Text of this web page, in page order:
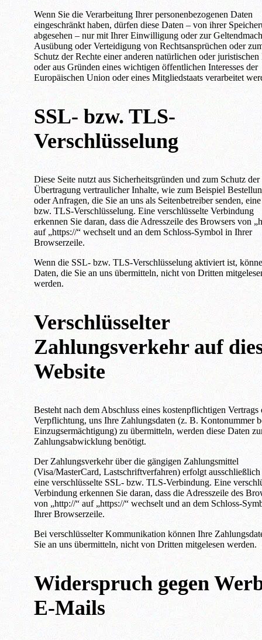
Wenn Sie die Verarbeitung Ihrer personenbezogenen Daten
eingeschränkt haben, dürfen diese Daten – von ihrer
abgesehen – nur mit Ihrer Einwilligung oder zur
Ausübung oder Verteidigung von Rechtsansprüchen oder
Schutz der Rechte einer anderen natürlichen oder juristischen
oder aus Gründen eines wichtigen öffentlichen Interesses der
Europäischen Union oder eines Mitgliedstaats verarbeitet
SSL- bzw. TLS-
Verschlüsselung
Diese Seite nutzt aus Sicherheitsgründen und zum Schutz der
Übertragung vertraulicher Inhalte, wie zum Beispiel
oder Anfragen, die Sie an uns als Seitenbetreiber senden,
bzw. TLS-Verschlüsselung. Eine verschlüsselte Verbindung
erkennen Sie daran, dass die Adresszeile des Browsers von
auf „https://“ wechselt und an dem Schloss-Symbol in Ihrer
Browserzeile.
Wenn die SSL- bzw. TLS-Verschlüsselung aktiviert ist,
Daten, die Sie an uns übermitteln, nicht von Dritten
werden.
Verschlüsselter
Zahlungsverkehr auf
Website
Besteht nach dem Abschluss eines kostenpflichtigen Vertrags
Verpflichtung, uns Ihre Zahlungsdaten (z. B. Kontonummer
Einzugsermächtigung) zu übermitteln, werden diese Daten
Zahlungsabwicklung benötigt.
Der Zahlungsverkehr über die gängigen Zahlungsmittel
(Visa/MasterCard, Lastschriftverfahren) erfolgt ausschließlich
eine verschlüsselte SSL- bzw. TLS-Verbindung. Eine
Verbindung erkennen Sie daran, dass die Adresszeile des
von „http://“ auf „https://“ wechselt und an dem Schloss-
Ihrer Browserzeile.
Bei verschlüsselter Kommunikation können Ihre
Sie an uns übermitteln, nicht von Dritten mitgelesen werden.
Widerspruch gegen
E-Mails